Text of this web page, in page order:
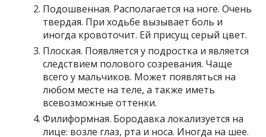
Подошвенная. Располагается на ноге. Очень
твердая. При ходьбе вызывает боль и
иногда кровоточит. Ей присущ серый цвет.
Плоская. Появляется у подростка и является
следствием полового созревания. Чаще
всего у мальчиков. Может появляться на
любом месте на теле, а также иметь
всевозможные оттенки.
Филиформная. Бородавка локализуется на
лице: возле глаз, рта и носа. Иногда на шее.